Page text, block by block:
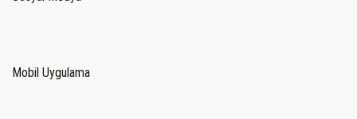
Mobil Uygulama